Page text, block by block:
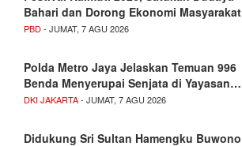
Bahari dan Dorong Ekonomi Masyarakat
PBD- JUMAT, 7 AGU 2026
Polda Metro Jaya Jelaskan Temuan 996
Benda Menyerupai Senjata di Yayasan…
DKI JAKARTA- JUMAT, 7 AGU 2026
Didukung Sri Sultan Hamengku Buwono